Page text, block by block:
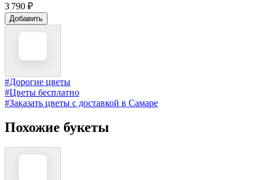
3 790 ₽
Добавить
#Дорогие цветы
#Цветы бесплатно
#Заказать цветы с доставкой в Самаре
Похожие букеты